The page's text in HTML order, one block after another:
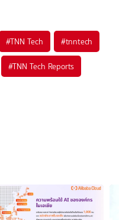
#TNN Tech #tnntech
#TNN Tech Reports